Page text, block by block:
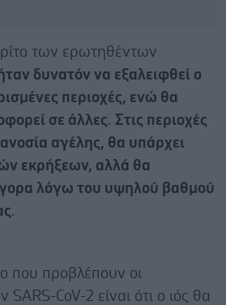
των ερωτηθέντων
δυνατόν να εξαλειφθεί ο
περιοχές, ενώ θα
σε άλλες. Στις περιοχές
αγέλης, θα υπάρχει
εκρήξεων, αλλά θα
λόγω του υψηλού βαθμού
.
που προβλέπουν οι
SARS-CoV-2 είναι ότι ο ιός θα